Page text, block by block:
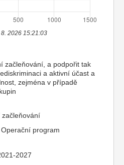
2026 15:21:03
začleňování, a podpořit tak
a aktivní účast a
zejména v případě
začleňování
program
2027